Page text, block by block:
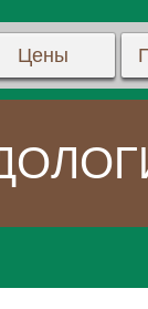
Цены